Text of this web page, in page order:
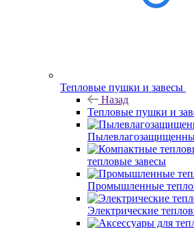
Тепловые пушки и завесы
Назад
Тепловые пушки и
тепловые завесы
Промышленные
Электрические